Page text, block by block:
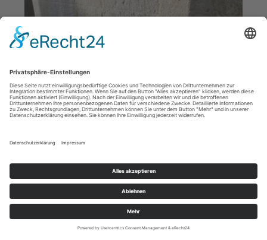
Blausteintrog mit Metallringen